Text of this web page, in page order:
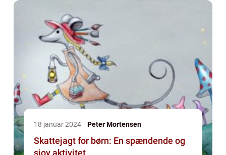
18 januar 2024 Peter Mortensen
Skattejagt for børn: En spændende og
sjov aktivitet